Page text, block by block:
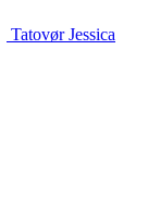
Tatovør Jessica